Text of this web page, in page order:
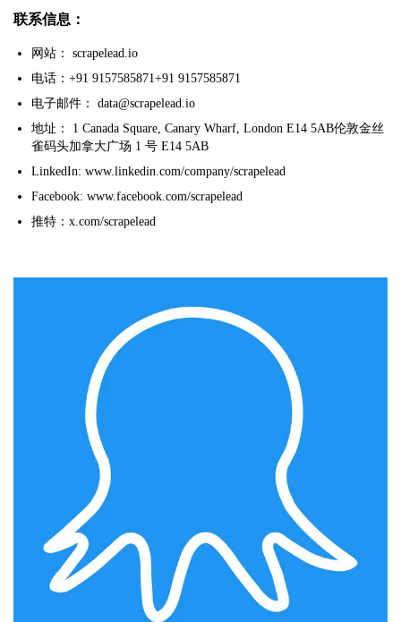
联系信息：
网站： scrapelead.io
电话：+91 9157585871+91 9157585871
电子邮件： data@scrapelead.io
地址： 1 Canada Square, Canary Wharf, London E14 5AB伦敦金丝
雀码头加拿大广场 1 号 E14 5AB
LinkedIn: www.linkedin.com/company/scrapelead
Facebook: www.facebook.com/scrapelead
推特：x.com/scrapelead